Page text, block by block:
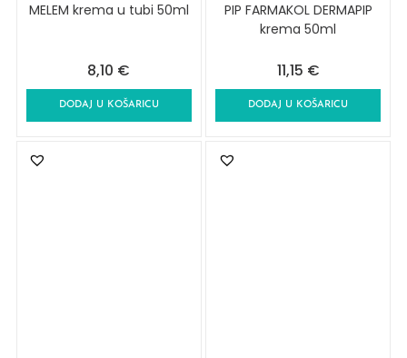
MELEM krema u tubi 50ml
8,10 €
DODAJ U KOŠARICU
PIP FARMAKOL DERMAPIP
krema 50ml
11,15 €
DODAJ U KOŠARICU